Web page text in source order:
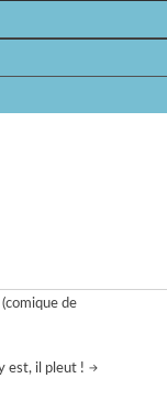
de
est, il pleut !